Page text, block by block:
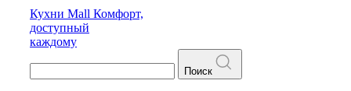
Кухни Mall Комфорт,
доступный
каждому
Поиск